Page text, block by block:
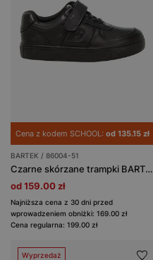
Cena z kodem SCHOOL: od 135.15 zł
BARTEK / 86004-51
Czarne skórzane trampki BARTEK 86004-51
od 159.00 zł
Najniższa cena z 30 dni przed
wprowadzeniem obniżki: 169.00 zł
Cena regularna: 199.00 zł
Wyprzedaż